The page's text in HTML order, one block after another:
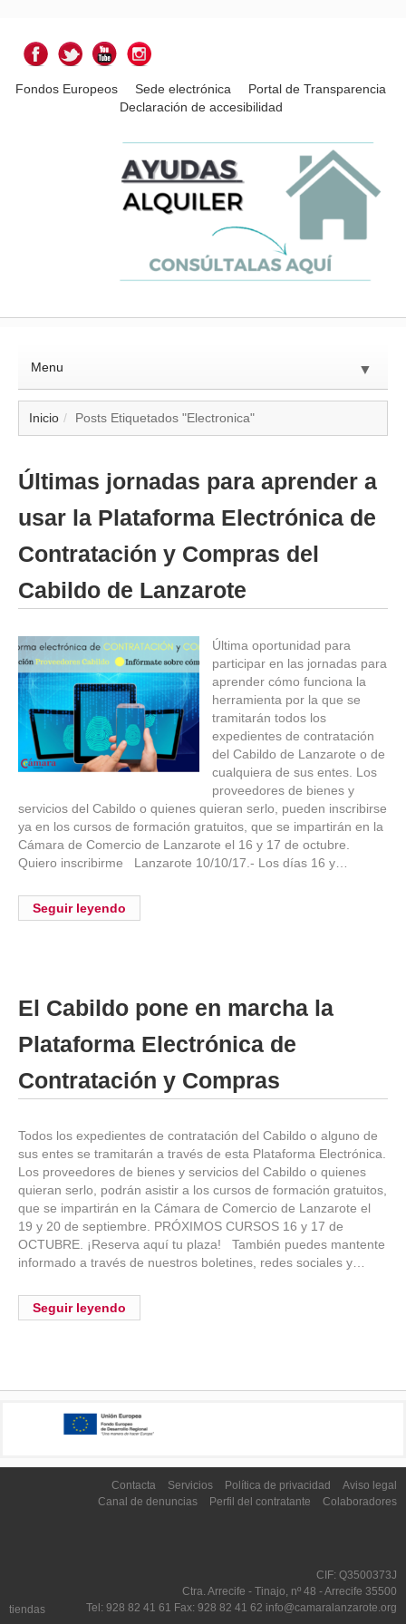
Fondos Europeos Sede electrónica
Portal de Transparencia
Declaración de accesibilidad
Menu ▼
▼
Inicio Posts Etiquetados "Electronica"
Últimas jornadas para aprender a
usar la Plataforma Electrónica de
Contratación y Compras del
Cabildo de Lanzarote
Última oportunidad para
participar en las jornadas para
aprender cómo funciona la
herramienta por la que se
tramitarán todos los
expedientes de contratación
del Cabildo de Lanzarote o de
cualquiera de sus entes. Los
proveedores de bienes y
servicios del Cabildo o quienes quieran serlo, pueden inscribirse
ya en los cursos de formación gratuitos, que se impartirán en la
Cámara de Comercio de Lanzarote el 16 y 17 de octubre.
Quiero inscribirme Lanzarote 10/10/17.- Los días 16 y…
Seguir leyendo
El Cabildo pone en marcha la
Plataforma Electrónica de
Contratación y Compras
Todos los expedientes de contratación del Cabildo o alguno de
sus entes se tramitarán a través de esta Plataforma Electrónica.
Los proveedores de bienes y servicios del Cabildo o quienes
quieran serlo, podrán asistir a los cursos de formación gratuitos,
que se impartirán en la Cámara de Comercio de Lanzarote el
19 y 20 de septiembre. PRÓXIMOS CURSOS 16 y 17 de
OCTUBRE. ¡Reserva aquí tu plaza! También puedes mantente
informado a través de nuestros boletines, redes sociales y…
Seguir leyendo
Contacta Servicios Política de privacidad
Aviso legal
Canal de denuncias
Perfil del contratante Colaboradores
CIF: Q3500373J
Ctra. Arrecife - Tinajo, nº 48 - Arrecife 35500
Tel: 928 82 41 61 Fax: 928 82 41 62 info@camaralanzarote.org
tiendas